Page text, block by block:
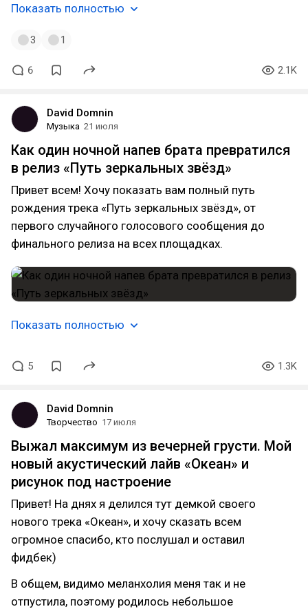
Показать полностью
3 1
6 2.1K
David Domnin
Музыка 21 июля
Как один ночной напев брата превратился
в релиз «Путь зеркальных звёзд»
Привет всем! Хочу показать вам полный путь
рождения трека «Путь зеркальных звёзд», от
первого случайного голосового сообщения до
финального релиза на всех площадках.
Показать полностью
5 1.3K
David Domnin
Творчество 17 июля
Выжал максимум из вечерней грусти. Мой
новый акустический лайв «Океан» и
рисунок под настроение
Привет! На днях я делился тут демкой своего
нового трека «Океан», и хочу сказать всем
огромное спасибо, кто послушал и оставил
фидбек)
В общем, видимо меланхолия меня так и не
отпустила, поэтому родилось небольшое